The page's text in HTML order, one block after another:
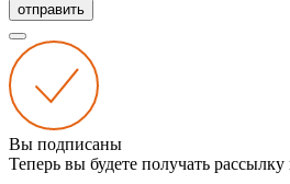
отправить
Вы подписаны
Теперь вы будете получать